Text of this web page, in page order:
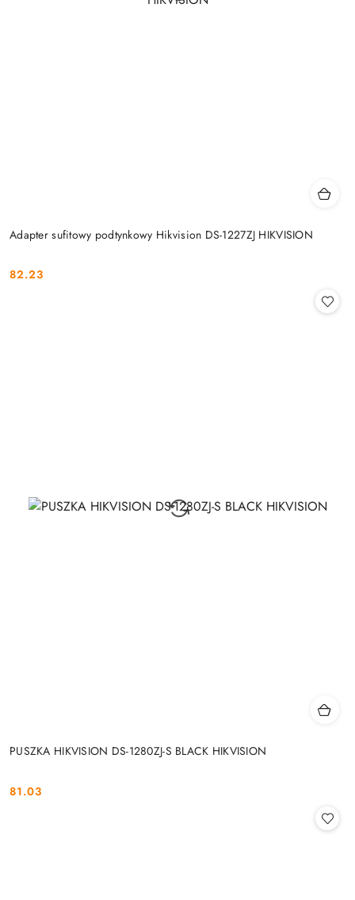
Adapter sufitowy podtynkowy Hikvision DS-1227ZJ HIKVISION
Cena:
82.23
PUSZKA HIKVISION DS-1280ZJ-S BLACK HIKVISION
Cena:
81.03